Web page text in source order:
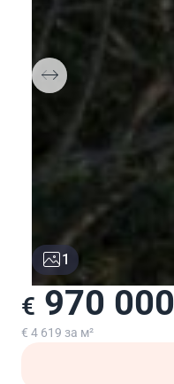
1
€ 970 000
€ 4 619 за м²